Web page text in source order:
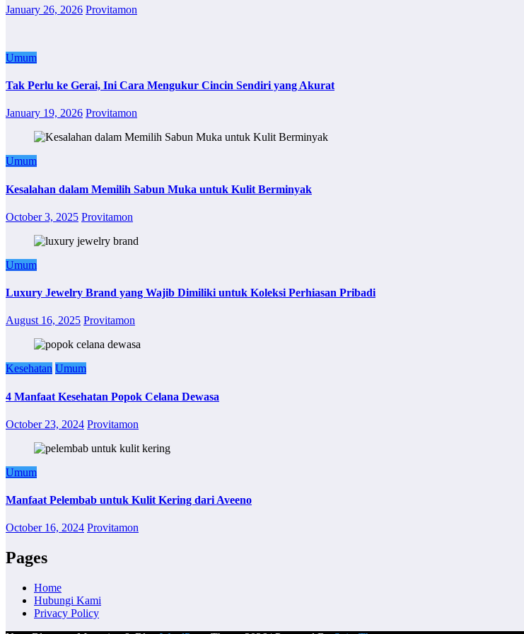
January 26, 2026 Provitamon
Umum
Tak Perlu ke Gerai, Ini Cara Mengukur Cincin Sendiri yang Akurat
January 19, 2026 Provitamon
Umum
Kesalahan dalam Memilih Sabun Muka untuk Kulit Berminyak
October 3, 2025 Provitamon
Umum
Luxury Jewelry Brand yang Wajib Dimiliki untuk Koleksi Perhiasan Pribadi
August 16, 2025 Provitamon
Kesehatan Umum
4 Manfaat Kesehatan Popok Celana Dewasa
October 23, 2024 Provitamon
Umum
Manfaat Pelembab untuk Kulit Kering dari Aveeno
October 16, 2024 Provitamon
Pages
Home
Hubungi Kami
Privacy Policy